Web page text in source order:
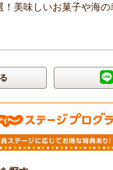
！美味しいお菓子や海の